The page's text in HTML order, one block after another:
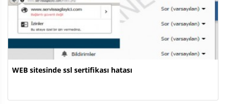
WEB sitesinde ssl sertifikası hatası